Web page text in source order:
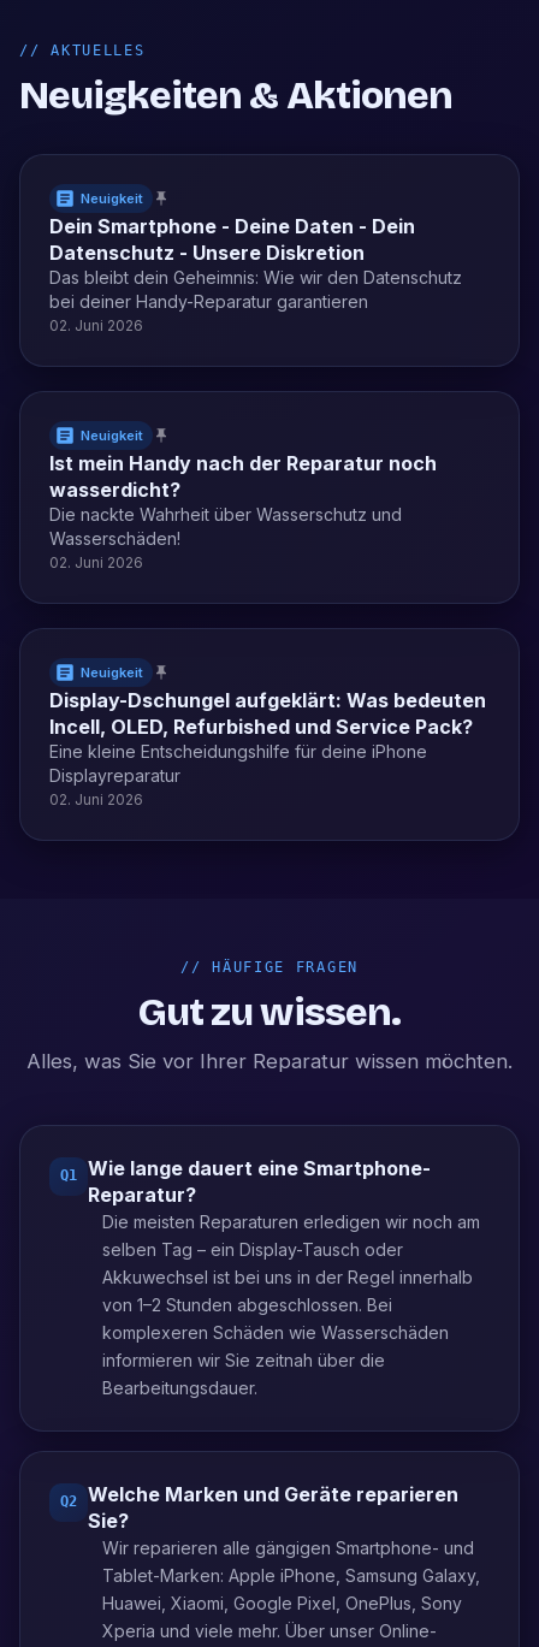
//AKTUELLES
Neuigkeiten & Aktionen
Neuigkeit
Dein Smartphone - Deine Daten - Dein
Datenschutz - Unsere Diskretion
Das bleibt dein Geheimnis: Wie wir den Datenschutz
bei deiner Handy-Reparatur garantieren
02. Juni 2026
Neuigkeit
Ist mein Handy nach der Reparatur noch
wasserdicht?
Die nackte Wahrheit über Wasserschutz und
Wasserschäden!
02. Juni 2026
Neuigkeit
Display-Dschungel aufgeklärt: Was bedeuten
Incell, OLED, Refurbished und Service Pack?
Eine kleine Entscheidungshilfe für deine iPhone
Displayreparatur
02. Juni 2026
// HÄUFIGE FRAGEN
Gut zu wissen.
Alles, was Sie vor Ihrer Reparatur wissen möchten.
Q1
Wie lange dauert eine Smartphone-
Reparatur?
Die meisten Reparaturen erledigen wir noch am
selben Tag – ein Display-Tausch oder
Akkuwechsel ist bei uns in der Regel innerhalb
von 1–2 Stunden abgeschlossen. Bei
komplexeren Schäden wie Wasserschäden
informieren wir Sie zeitnah über die
Bearbeitungsdauer.
Q2
Welche Marken und Geräte reparieren
Sie?
Wir reparieren alle gängigen Smartphone- und
Tablet-Marken: Apple iPhone, Samsung Galaxy,
Huawei, Xiaomi, Google Pixel, OnePlus, Sony
Xperia und viele mehr. Über unser Online-